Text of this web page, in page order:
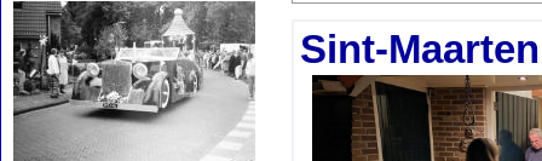
Sint-Maarten